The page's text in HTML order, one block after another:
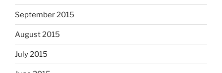
September 2015
August 2015
July 2015